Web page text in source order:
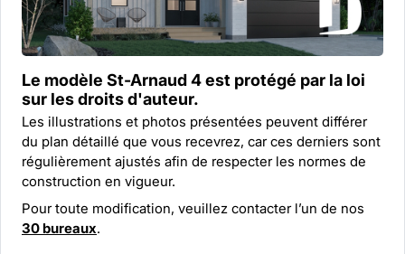
Le modèle St-Arnaud 4 est protégé par la loi
sur les droits d'auteur.
Les illustrations et photos présentées peuvent différer
du plan détaillé que vous recevrez, car ces derniers sont
régulièrement ajustés afin de respecter les normes de
construction en vigueur.
Pour toute modification, veuillez contacter l’un de nos
30 bureaux.